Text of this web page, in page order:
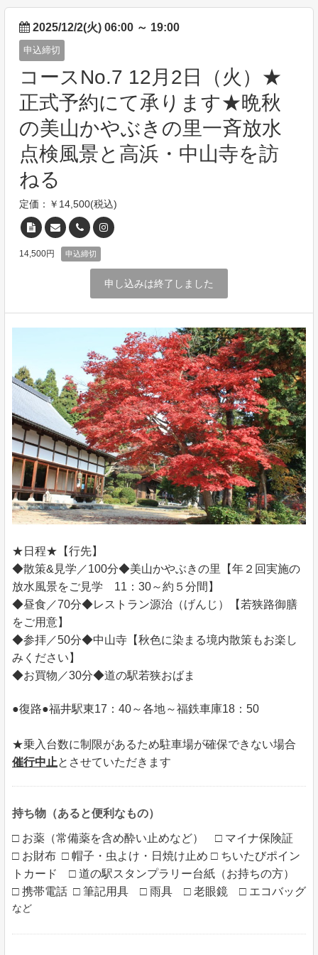
2025/12/2(火) 06:00 ～ 19:00
申込締切
コースNo.7 12月2日（火）★
正式予約にて承ります★晩秋
の美山かやぶきの里一斉放水
点検風景と高浜・中山寺を訪
ねる
定価：￥14,500(税込)
14,500円 申込締切
申し込みは終了しました
★日程★【行先】
◆散策&見学／100分◆美山かやぶきの里【年２回実施の
放水風景をご見学 11：30～約５分間】
◆昼食／70分◆レストラン源治（げんじ）【若狭路御膳
をご用意】
◆参拝／50分◆中山寺【秋色に染まる境内散策もお楽し
みください】
◆お買物／30分◆道の駅若狭おばま
●復路●福井駅東17：40～各地～福鉄車庫18：50
★乗入台数に制限があるため駐車場が確保できない場合
催行中止とさせていただきます
持ち物（あると便利なもの）
□ お薬（常備薬を含め酔い止めなど） □ マイナ保険証
□ お財布 □ 帽子・虫よけ・日焼け止め □ ちいたびポイン
トカード □ 道の駅スタンプラリー台紙（お持ちの方）
□ 携帯電話 □ 筆記用具 □ 雨具 □ 老眼鏡 □ エコバッグ
など